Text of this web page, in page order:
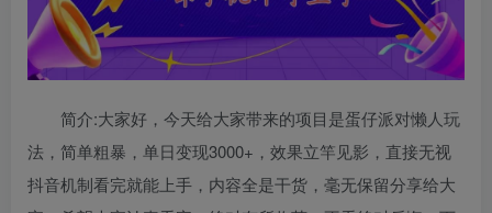
简介:大家好，今天给大家带来的项目是蛋仔派对懒人玩
法，简单粗暴，单日变现3000+，效果立竿见影，直接无视
抖音机制看完就能上手，内容全是干货，毫无保留分享给大